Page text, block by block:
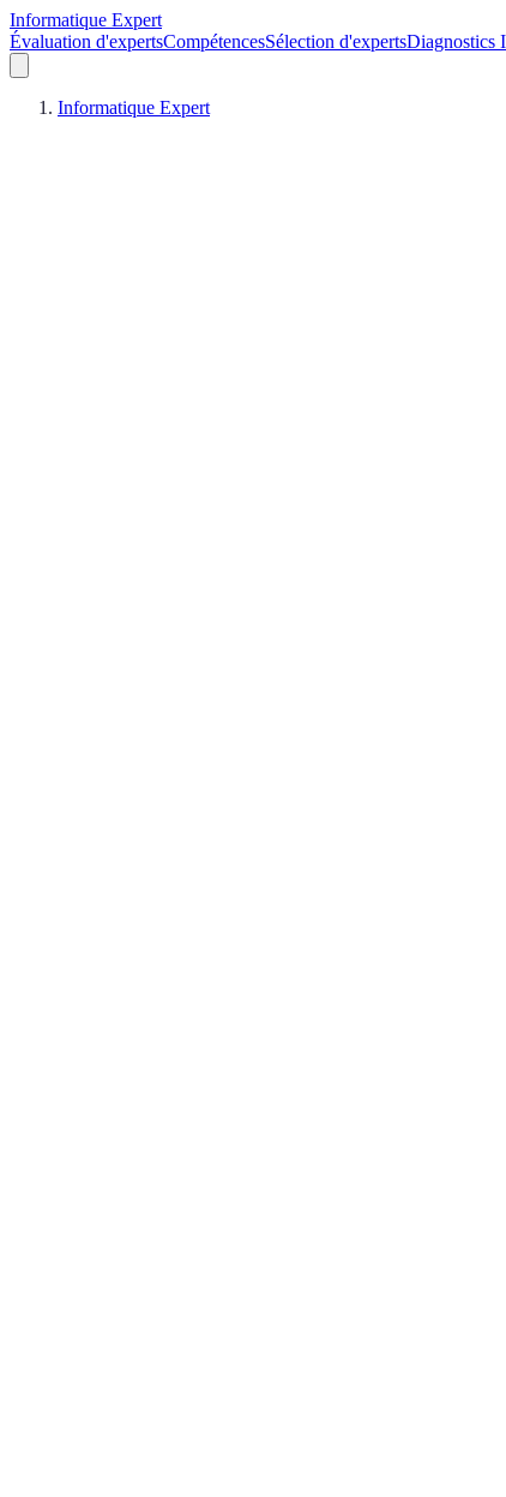
Informatique Expert
Évaluation d'expertsCompétencesSélection d'expertsDiagnostics
Informatique Expert